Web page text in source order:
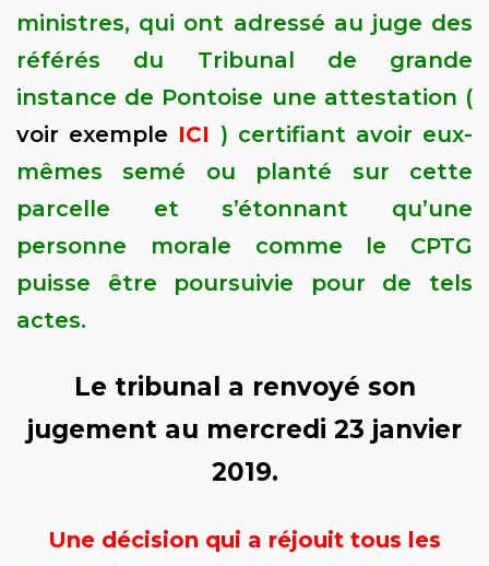
ministres, qui ont adressé au juge des
référés du Tribunal de grande
instance de Pontoise une attestation (
voir exemple ICI ) certifiant avoir eux-
mêmes semé ou planté sur cette
parcelle et s’étonnant qu’une
personne morale comme le CPTG
puisse être poursuivie pour de tels
actes.
Le tribunal a renvoyé son
jugement au mercredi 23 janvier
2019.
Une décision qui a réjouit tous les